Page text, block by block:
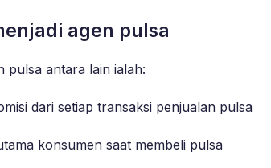
agen pulsa
pulsa antara lain ialah:
dari setiap transaksi penjualan pulsa
konsumen saat membeli pulsa